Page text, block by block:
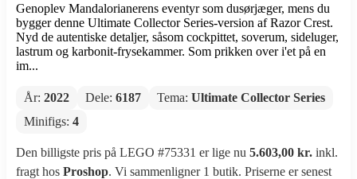
Genoplev Mandalorianerens eventyr som dusørjæger, mens du
bygger denne Ultimate Collector Series-version af Razor Crest.
Nyd de autentiske detaljer, såsom cockpittet, soverum, sideluger,
lastrum og karbonit-frysekammer. Som prikken over i'et på en
im...
År: 2022 Dele: 6187 Tema: Ultimate Collector Series
Minifigs: 4
Den billigste pris på LEGO #75331 er lige nu 5.603,00 kr. inkl.
fragt hos Proshop. Vi sammenligner 1 butik. Priserne er senest